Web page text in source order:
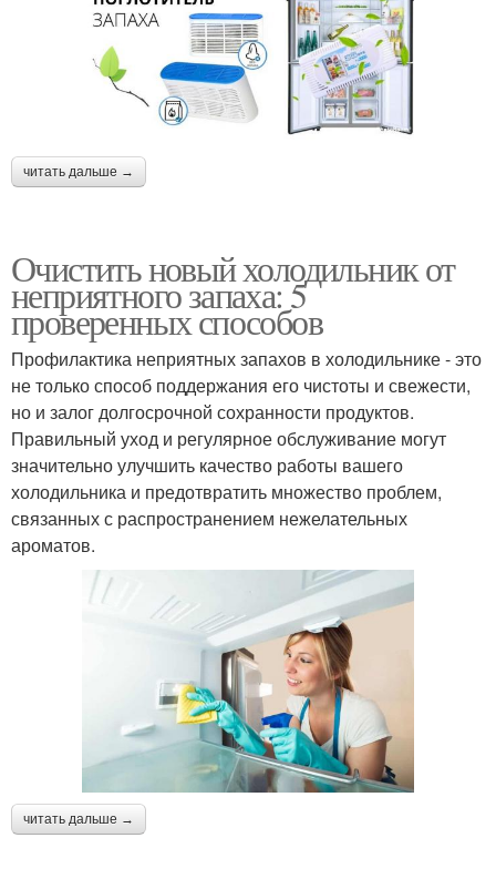
читать дальше →
Очистить новый холодильник от
неприятного запаха: 5
проверенных способов
Профилактика неприятных запахов в холодильнике - это
не только способ поддержания его чистоты и свежести,
но и залог долгосрочной сохранности продуктов.
Правильный уход и регулярное обслуживание могут
значительно улучшить качество работы вашего
холодильника и предотвратить множество проблем,
связанных с распространением нежелательных
ароматов.
читать дальше →